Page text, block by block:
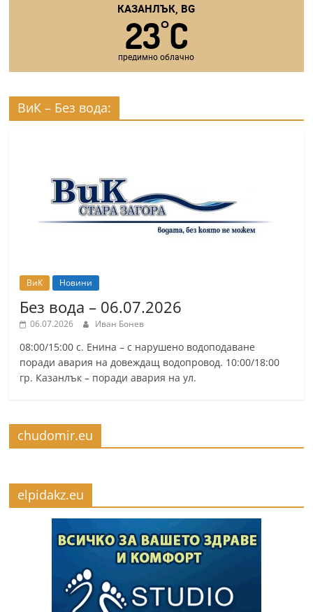
КАЗАНЛЪК, BG
23°C
предимно облачно
ВиК – Без вода:
ВиК Новини
Без вода – 06.07.2026
06.07.2026 Иван Бонев
08:00/15:00 с. Енина – с нарушено водоподаване
поради авария на довеждащ водопровод. 10:00/18:00
гр. Казанлък – поради авария на ул.
chudomir.eu
elpidakz.eu